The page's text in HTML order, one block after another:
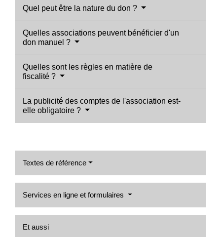
Quel peut être la nature du don ?
Quelles associations peuvent bénéficier d'un
don manuel ?
Quelles sont les règles en matière de
fiscalité ?
La publicité des comptes de l'association est-
elle obligatoire ?
Textes de référence
Services en ligne et formulaires
Et aussi